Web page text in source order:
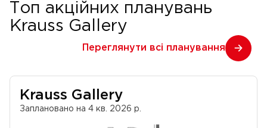
Топ акційних планувань
Krauss Gallery
Переглянути всі планування
Krauss Gallery
Заплановано на 4 кв. 2026 р.